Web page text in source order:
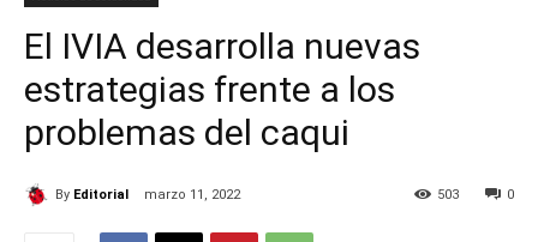
El IVIA desarrolla nuevas
estrategias frente a los
problemas del caqui
By Editorial marzo 11, 2022 0
503